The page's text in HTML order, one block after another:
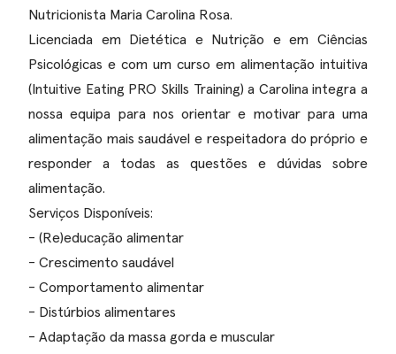
Nutricionista Maria Carolina Rosa.
Licenciada em Dietética e Nutrição e em Ciências
Psicológicas e com um curso em alimentação intuitiva
(Intuitive Eating PRO Skills Training) a Carolina integra a
nossa equipa para nos orientar e motivar para uma
alimentação mais saudável e respeitadora do próprio e
responder a todas as questões e dúvidas sobre
alimentação.
Serviços Disponíveis:
- (Re)educação alimentar
- Crescimento saudável
- Comportamento alimentar
- Distúrbios alimentares
- Adaptação da massa gorda e muscular